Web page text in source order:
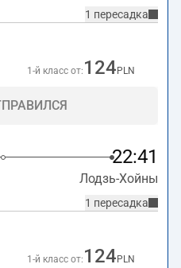
1 пересадка
1-й класс от: 124 PLN
22:41
Лодзь-Хойны
1 пересадка
1-й класс от: 124 PLN